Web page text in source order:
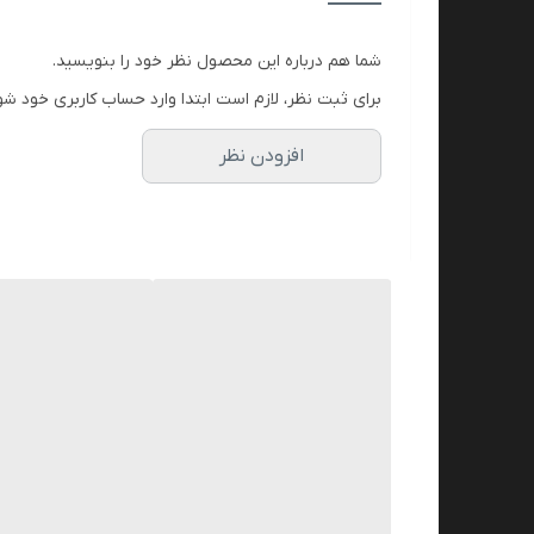
شما هم درباره این محصول نظر خود را بنویسید.
برای ثبت نظر، لازم است ابتدا وارد حساب کاربری خود
افزودن نظر